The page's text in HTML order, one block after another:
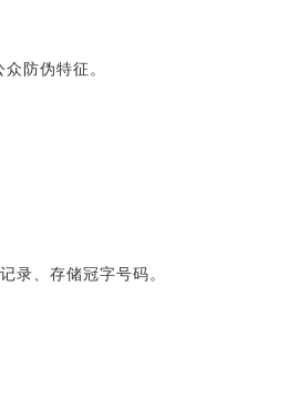
防伪特征。
录、存储冠字号码。